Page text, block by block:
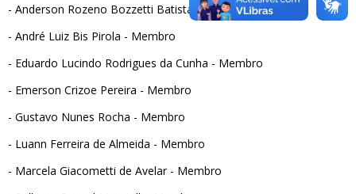
- Anderson Rozeno Bozzetti Batista - Membro
- André Luiz Bis Pirola - Membro
- Eduardo Lucindo Rodrigues da Cunha - Membro
- Emerson Crizoe Pereira - Membro
- Gustavo Nunes Rocha - Membro
- Luann Ferreira de Almeida - Membro
- Marcela Giacometti de Avelar - Membro